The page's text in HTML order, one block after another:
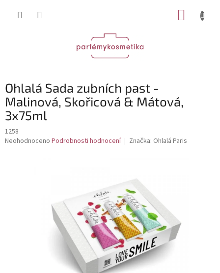
Ohlalá Sada zubních past -
Malinová, Skořicová & Mátová,
3x75ml
1258
Průměrné
Neohodnoceno Podrobnosti hodnocení Značka: Ohlalá Paris